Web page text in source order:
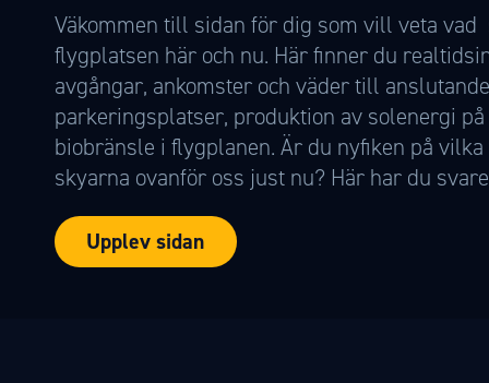
Väkommen till sidan för dig som vill veta vad
flygplatsen här och nu. Här finner du
avgångar, ankomster och väder till
parkeringsplatser, produktion av solenergi
biobränsle i flygplanen. Är du nyfiken på
skyarna ovanför oss just nu? Här har du
Upplev sidan